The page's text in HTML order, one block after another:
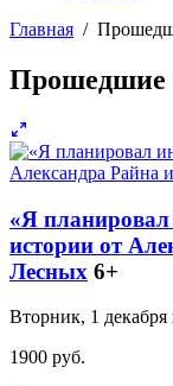
Главная /
Прошедшие
«Я
истории от
Лесных 6+
Вторник, 1 декабря
1900 руб.